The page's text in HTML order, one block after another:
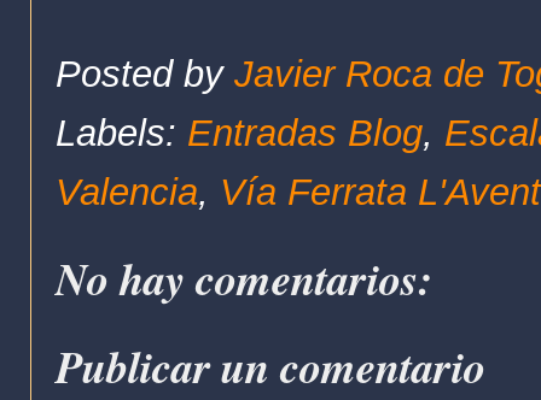
Posted by Javier Roca de
Labels: Entradas Blog,
Valencia, Vía Ferrata
No hay comentarios:
Publicar un comentario